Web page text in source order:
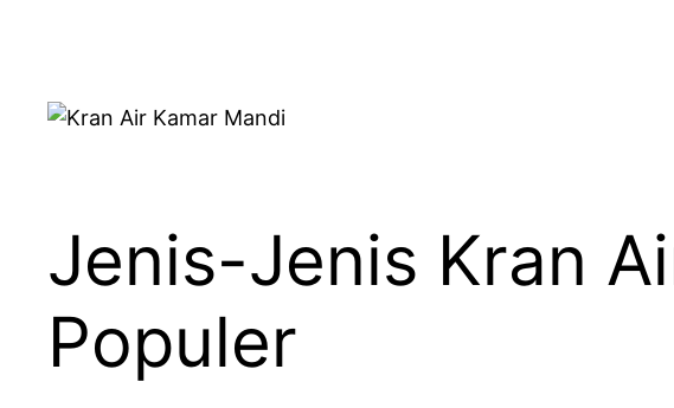
Jenis-Jenis Kran
Populer